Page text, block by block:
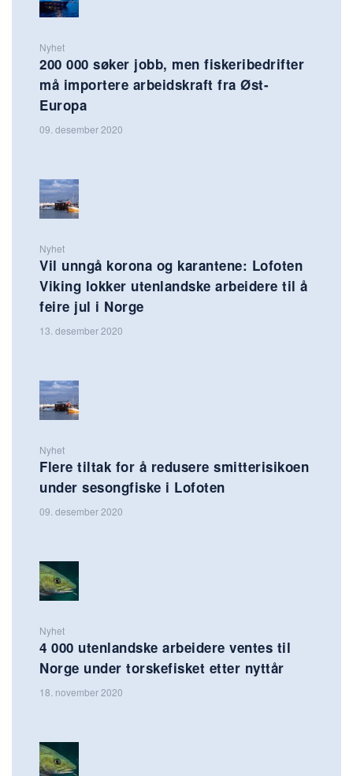
Nyhet
200 000 søker jobb, men fiskeribedrifter
må importere arbeidskraft fra Øst-
Europa
09. desember 2020
Nyhet
Vil unngå korona og karantene: Lofoten
Viking lokker utenlandske arbeidere til å
feire jul i Norge
13. desember 2020
Nyhet
Flere tiltak for å redusere smitterisikoen
under sesongfiske i Lofoten
09. desember 2020
Nyhet
4 000 utenlandske arbeidere ventes til
Norge under torskefisket etter nyttår
18. november 2020